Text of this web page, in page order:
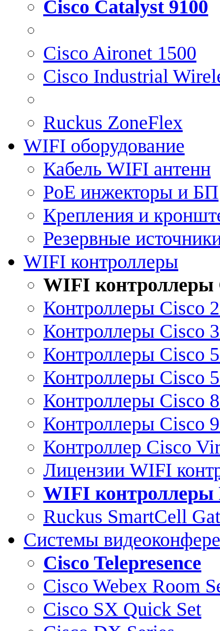
Cisco Catalyst 9100
Cisco Aironet 1500
Cisco Industrial
Ruckus ZoneFlex
WIFI оборудование
Кабель WIFI антенн
PoE инжекторы и БП
Крепления и
Резервные
WIFI контроллеры
WIFI контроллеры
Контроллеры Cisco
Контроллеры Cisco
Контроллеры Cisco
Контроллеры Cisco
Контроллеры Cisco
Контроллеры Cisco
Контроллер Cisco
Лицензии WIFI
WIFI контроллеры
Ruckus SmartCell
Системы
Cisco Telepresence
Cisco Webex Room
Cisco SX Quick Set